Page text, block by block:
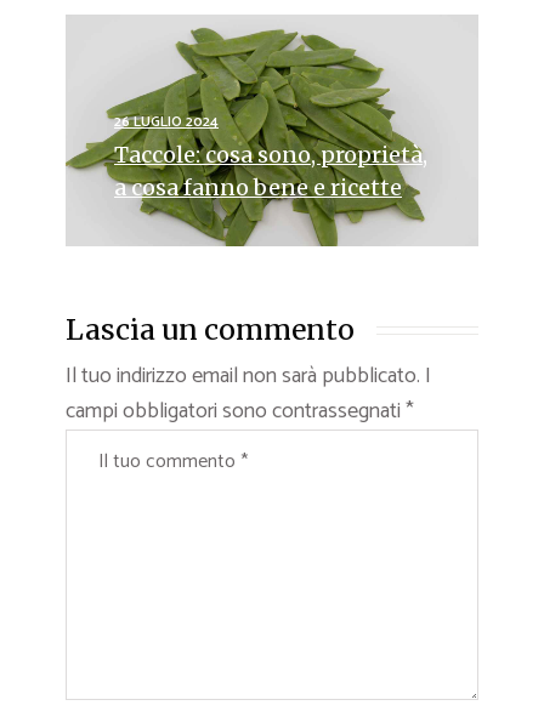
26 LUGLIO 2024
Taccole: cosa sono, proprietà,
a cosa fanno bene e ricette
Lascia un commento
Il tuo indirizzo email non sarà pubblicato. I
campi obbligatori sono contrassegnati*